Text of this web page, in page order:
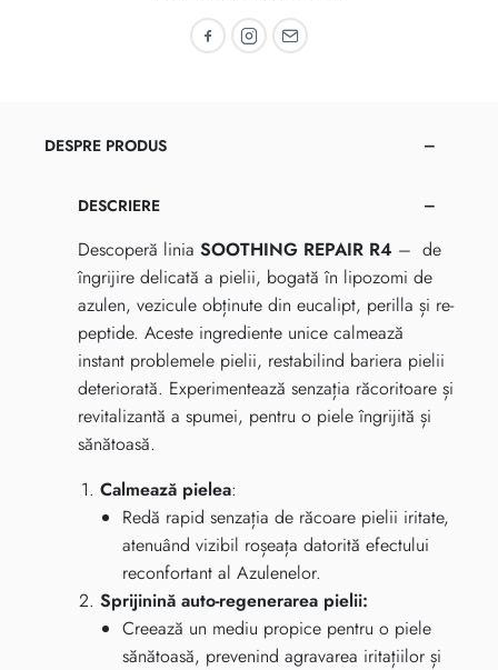
Recomandă pe Facebook
Recomandă pe Instagram
Recomandă prin email
DESPRE PRODUS
DESCRIERE
Descoperă linia SOOTHING REPAIR R4 – de
îngrijire delicată a pielii, bogată în lipozomi de
azulen, vezicule obținute din eucalipt, perilla și re-
peptide. Aceste ingrediente unice calmează
instant problemele pielii, restabilind bariera pielii
deteriorată. Experimentează senzația răcoritoare și
revitalizantă a spumei, pentru o piele îngrijită și
sănătoasă.
Calmează pielea:
Redă rapid senzația de răcoare pielii iritate,
atenuând vizibil roșeața datorită efectului
reconfortant al Azulenelor.
Sprijinină auto-regenerarea pielii:
Creează un mediu propice pentru o piele
sănătoasă, prevenind agravarea iritațiilor și